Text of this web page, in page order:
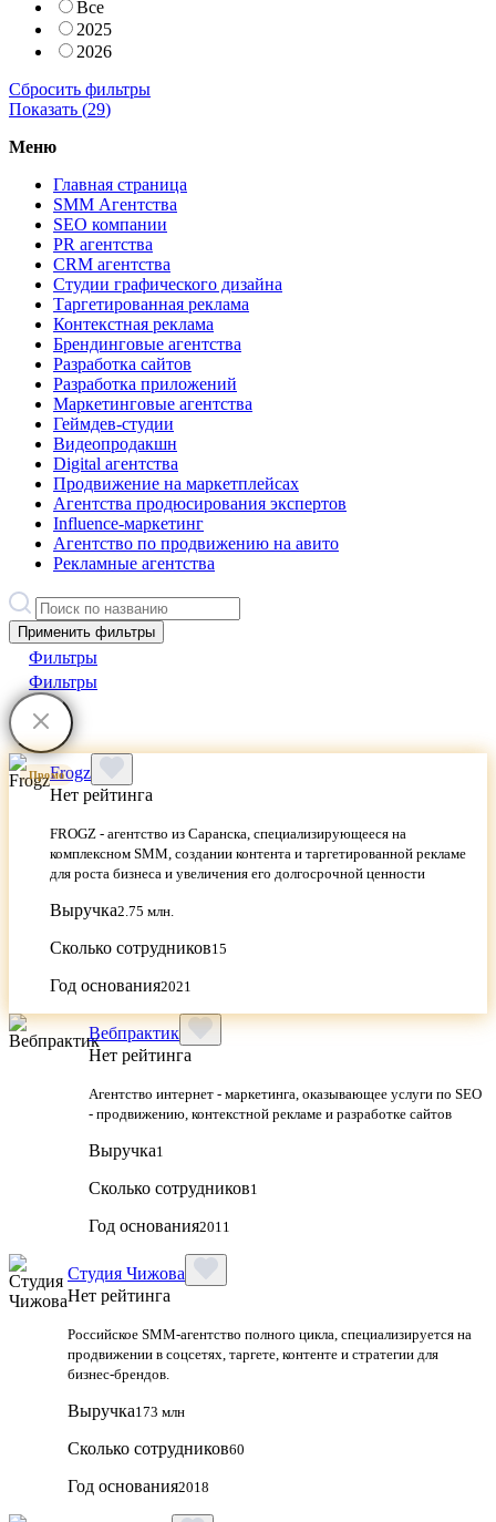
Все
2025
2026
Сбросить фильтры
Показать (29)
Меню
Главная страница
SMM Агентства
SEO компании
PR агентства
CRM агентства
Студии графического дизайна
Таргетированная реклама
Контекстная реклама
Брендинговые агентства
Разработка сайтов
Разработка приложений
Маркетинговые агентства
Геймдев-студии
Видеопродакшн
Digital агентства
Продвижение на маркетплейсах
Агентства продюсирования экспертов
Influence-маркетинг
Агентство по продвижению на авито
Рекламные агентства
Применить фильтры
Фильтры
Фильтры
ПромоFrogz
Нет рейтинга
FROGZ - агентство из Саранска, специализирующееся на
комплексном SMM, создании контента и таргетированной рекламе
для роста бизнеса и увеличения его долгосрочной ценности
Выручка2.75 млн.
Сколько сотрудников15
Год основания2021
Вебпрактик
Нет рейтинга
Агентство интернет - маркетинга, оказывающее услуги по SEO
- продвижению, контекстной рекламе и разработке сайтов
Выручка1
Сколько сотрудников1
Год основания2011
Студия Чижова
Нет рейтинга
Российское SMM-агентство полного цикла, специализируется на
продвижении в соцсетях, таргете, контенте и стратегии для
бизнес-брендов.
Выручка173 млн
Сколько сотрудников60
Год основания2018